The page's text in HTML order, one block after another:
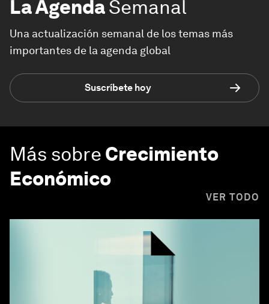
La AgendaSemanal
Una actualización semanal de los temas más
importantes de la agenda global
Suscríbete hoy
Más sobre Crecimiento
Económico
VER TODO